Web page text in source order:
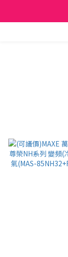
日立
日立